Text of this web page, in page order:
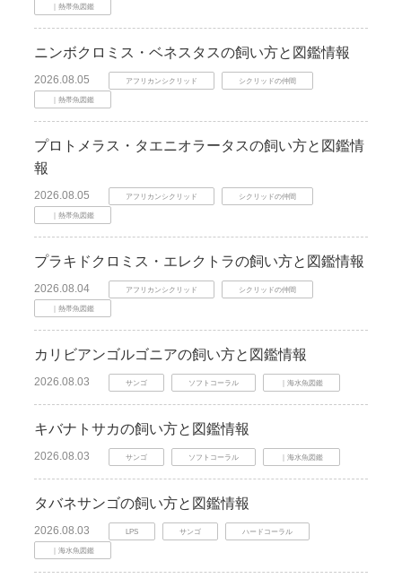
｜熱帯魚図鑑
ニンボクロミス・ベネスタスの飼い方と図鑑情報
2026.08.05 アフリカンシクリッド シクリッドの仲間
｜熱帯魚図鑑
プロトメラス・タエニオラータスの飼い方と図鑑情
報
2026.08.05 アフリカンシクリッド シクリッドの仲間
｜熱帯魚図鑑
プラキドクロミス・エレクトラの飼い方と図鑑情報
2026.08.04 アフリカンシクリッド シクリッドの仲間
｜熱帯魚図鑑
カリビアンゴルゴニアの飼い方と図鑑情報
2026.08.03 サンゴ ソフトコーラル ｜海水魚図鑑
キバナトサカの飼い方と図鑑情報
2026.08.03 サンゴ ソフトコーラル ｜海水魚図鑑
タバネサンゴの飼い方と図鑑情報
2026.08.03 LPS サンゴ ハードコーラル
｜海水魚図鑑